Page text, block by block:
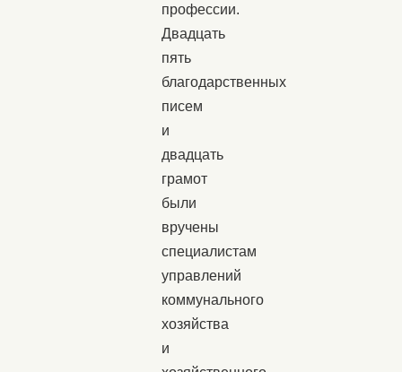
профессии.
Двадцать
пять
благодарственных
писем
и
двадцать
грамот
были
вручены
специалистам
управлений
коммунального
хозяйства
и